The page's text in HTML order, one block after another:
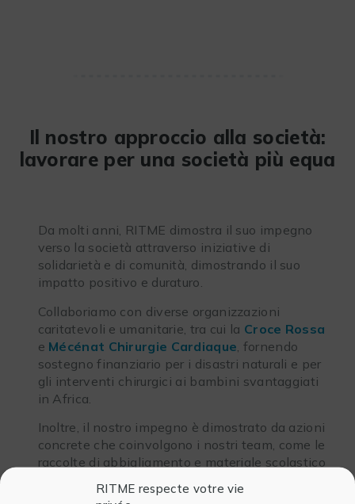
RITME respecte votre vie
Il nostro approccio alla società:
lavorare per una società più equa
Da molti anni, RITME dimostra il suo impegno
verso la società attraverso iniziative di
solidarietà e di comunità, dimostrando il suo
impatto positivo e duraturo.
Collaboriamo con diverse organizzazioni
caritatevoli e umanitarie, tra cui la Croce Rossa
e Mécénat Chirurgie Cardiaque , fornendo
sostegno finanziario per i disastri naturali e per
gli interventi chirurgici ai bambini svantaggiati
in Africa.
Inoltre, il nostro impegno è dimostrato da azioni
concrete che coinvolgono i nostri team, come le
raccolte di abbigliamento e materiale scolastico
promuove il reinserimento professionale.